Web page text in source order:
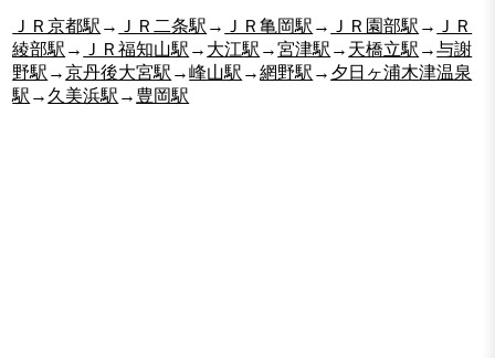
ＪＲ京都駅 → ＪＲ二条駅 → ＪＲ亀岡駅 → ＪＲ園部駅 →
ＪＲ
綾部駅 → ＪＲ福知山駅 → 大江駅 →宮津駅 → 天橋立駅 →与謝
野駅 →京丹後大宮駅 →峰山駅 →網野駅 → 夕日ヶ浦木津温泉
駅 → 久美浜駅 → 豊岡駅